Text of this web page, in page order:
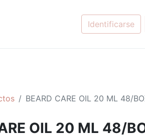
Identificarse
BEARD CARE OIL 20 ML 48/
OIL 20 ML 48/